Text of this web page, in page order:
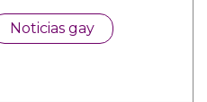
Noticias gay